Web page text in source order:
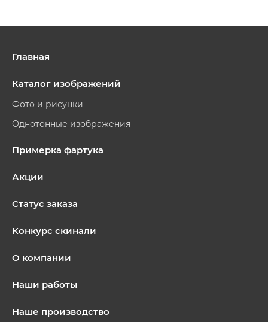
Главная
Каталог изображений
Фото и рисунки
Однотонные изображения
Примерка фартука
Акции
Статус заказа
Конкурс скинали
О компании
Наши работы
Наше производство